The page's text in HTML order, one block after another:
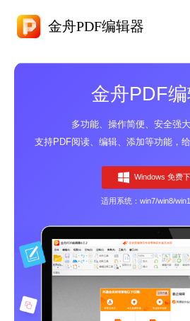
金舟PDF编辑器
金舟PDF
多功能、操作简便、安全强
支持PDF阅读、编辑、添加等功能，
Windows 免费
适用系统：win7/win8/